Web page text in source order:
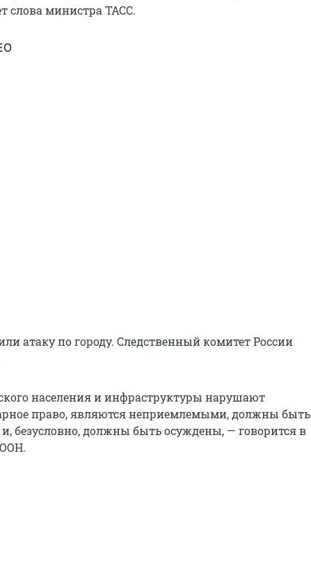
слова министра ТАСС.
атаку по городу. Следственный комитет России
населения и инфраструктуры нарушают
право, являются неприемлемыми, должны быть
безусловно, должны быть осуждены, — говорится в